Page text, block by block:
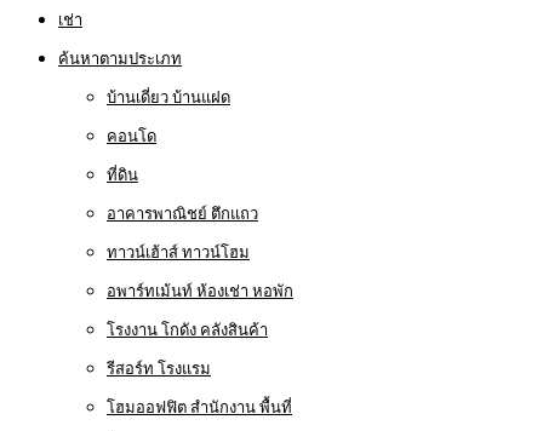
เช่า
ค้นหาตามประเภท
บ้านเดี่ยว บ้านแฝด
คอนโด
ที่ดิน
อาคารพาณิชย์ ตึกแถว
ทาวน์เฮ้าส์ ทาวน์โฮม
อพาร์ทเม้นท์ ห้องเช่า หอพัก
โรงงาน โกดัง คลังสินค้า
รีสอร์ท โรงแรม
โฮมออฟฟิต สำนักงาน พื้นที่